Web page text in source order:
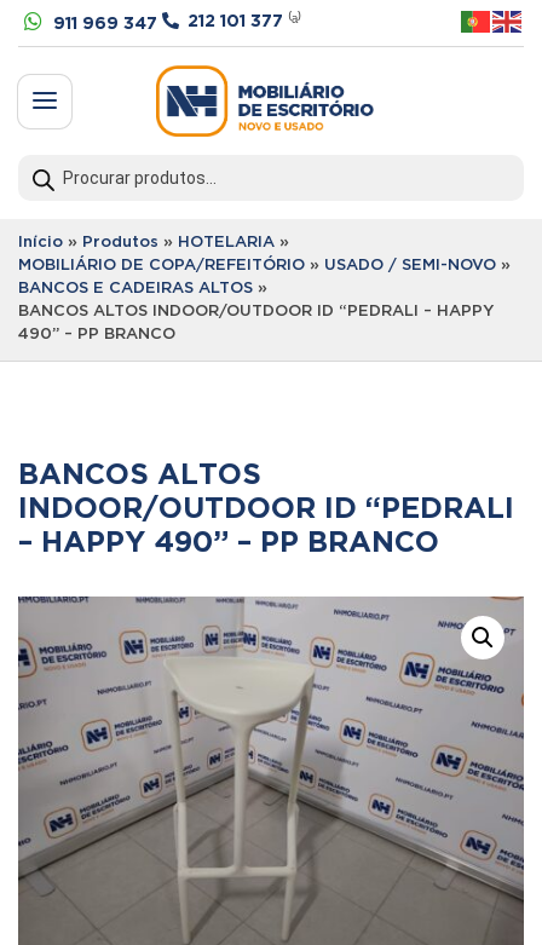
 911 969 347  212 101 377 ⁽ᵃ⁾
a
search
Início » Produtos » HOTELARIA »
MOBILIÁRIO DE COPA/REFEITÓRIO » USADO / SEMI-NOVO »
BANCOS E CADEIRAS ALTOS »
BANCOS ALTOS INDOOR/OUTDOOR ID “PEDRALI – HAPPY
490” – PP BRANCO
BANCOS ALTOS
INDOOR/OUTDOOR ID “PEDRALI
– HAPPY 490” – PP BRANCO